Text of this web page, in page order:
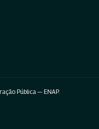
Pública — ENAP.